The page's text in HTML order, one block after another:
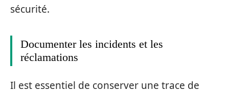
sécurité.
Documenter les incidents et les
réclamations
Il est essentiel de conserver une trace de